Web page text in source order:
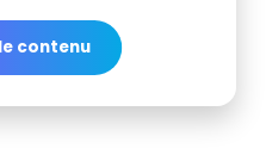
contenu